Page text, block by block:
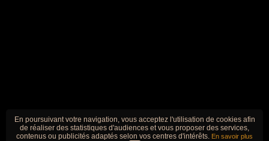
En poursuivant votre navigation, vous acceptez l'utilisation de cookies afin
de réaliser des statistiques d'audiences et vous proposer des services,
contenus ou publicités adaptés selon vos centres d'intérêts. En savoir plus